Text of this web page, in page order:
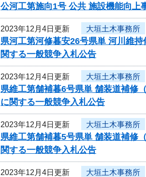
公河工第施向1号 公共 施設機能向
2023年12月4日更新 大垣土木事務所
県河工第河修暮安26号県単 河川維
関する一般競争入札公告
2023年12月4日更新 大垣土木事務所
県維工第舗補暮6号県単 舗装道補修
に関する一般競争入札公告
2023年12月4日更新 大垣土木事務所
県維工第舗補暮5号県単 舗装道補修
関する一般競争入札公告
2023年12月4日更新 大垣土木事務所